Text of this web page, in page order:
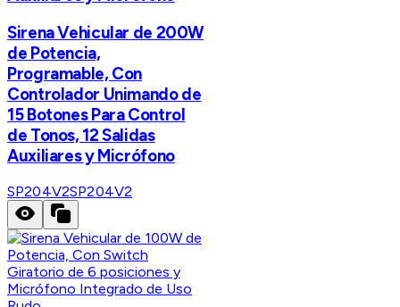
Sirena Vehicular de 200W
de Potencia,
Programable, Con
Controlador Unimando de
15 Botones Para Control
de Tonos, 12 Salidas
Auxiliares y Micrófono
SP204V2SP204V2